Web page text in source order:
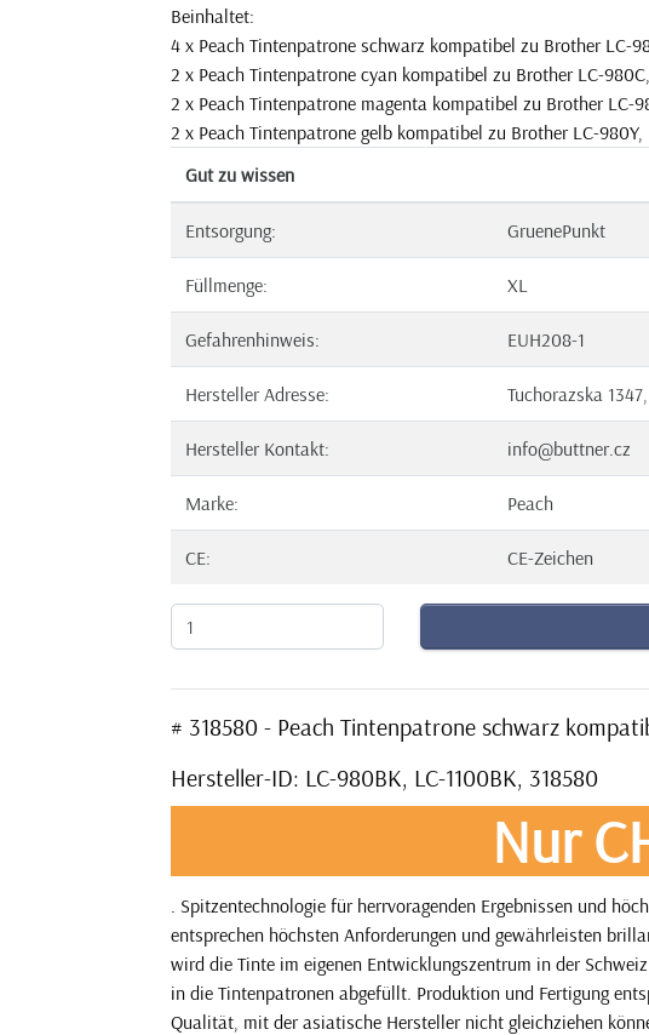
Beinhaltet:
4 x Peach Tintenpatrone schwarz kompatibel zu Brother LC-
2 x Peach Tintenpatrone cyan kompatibel zu Brother LC-
2 x Peach Tintenpatrone magenta kompatibel zu Brother LC-
2 x Peach Tintenpatrone gelb kompatibel zu Brother LC-980Y,
Gut zu wissen
Entsorgung: GruenePunkt
Füllmenge: XL
Gefahrenhinweis: EUH208-1
Hersteller Adresse: Tuchorazska
Hersteller Kontakt: info@buttner.cz
Marke: Peach
CE: CE-Zeichen
# 318580 - Peach Tintenpatrone schwarz
Hersteller-ID: LC-980BK, LC-1100BK, 318580
Nur
. Spitzentechnologie für herrvoragenden Ergebnissen und
entsprechen höchsten Anforderungen und gewährleisten
wird die Tinte im eigenen Entwicklungszentrum in der
in die Tintenpatronen abgefüllt. Produktion und Fertigung
Qualität, mit der asiatische Hersteller nicht gleichziehen